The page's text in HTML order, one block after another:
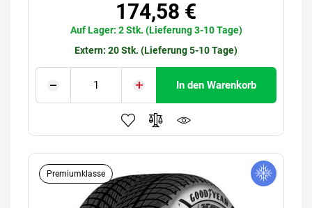
174,58 €
Auf Lager: 2 Stk. (Lieferung 3-10 Tage)
Extern: 20 Stk. (Lieferung 5-10 Tage)
In den Warenkorb
Premiumklasse